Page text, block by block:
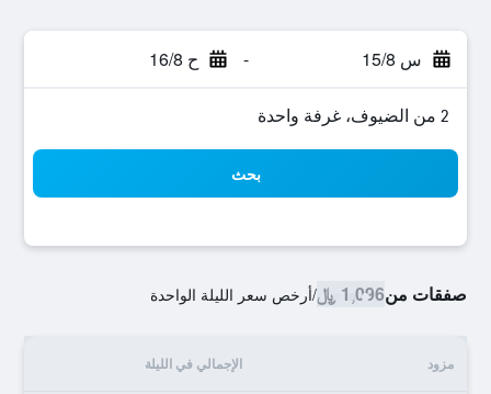
س 15/8 - ح 16/8
2 من الضيوف، غرفة واحدة
بحث
صفقات من1,096 ﷼ /أرخص سعر الليلة الواحدة
مزود الإجمالي في الليلة